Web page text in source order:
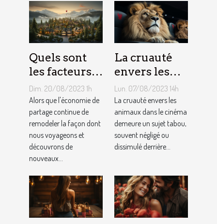
Quels sont
les facteurs
qui sous-
tendent la
tarification
des services
de
conciergerie
Dim. 20/08/2023 1h
Alors que l'économie de
partage continue de
remodeler la façon dont
nous voyageons et
découvrons de
nouveaux...
La cruauté
envers les
animaux
dans le
cinéma : un
sujet tabou
Lun. 07/08/2023 14h
La cruauté envers les
animaux dans le cinéma
demeure un sujet tabou,
souvent négligé ou
dissimulé derrière...